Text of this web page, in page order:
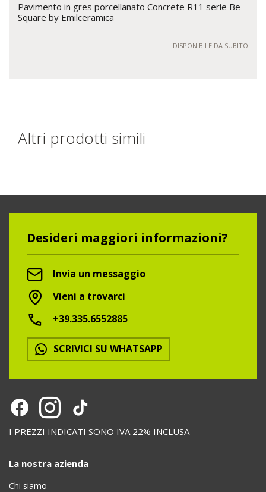
Pavimento in gres porcellanato Concrete R11 serie Be
Square by Emilceramica
DISPONIBILE DA SUBITO
Altri prodotti simili
Desideri maggiori informazioni?
Invia un messaggio
Vieni a trovarci
+39.335.6552885
SCRIVICI SU WHATSAPP
I PREZZI INDICATI SONO IVA 22% INCLUSA
La nostra azienda
Chi siamo